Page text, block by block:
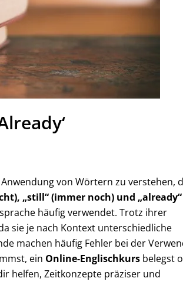
von Wörtern zu verstehen,
„still“ (immer noch) und „already“
häufig verwendet. Trotz ihrer
sie je nach Kontext unterschiedliche
machen häufig Fehler bei der
ein Online-Englischkursbelegst
helfen, Zeitkonzepte präziser und